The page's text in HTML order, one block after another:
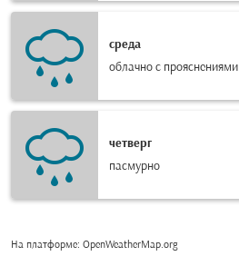
среда
облачно с прояснениями
четверг
пасмурно
На платформе: OpenWeatherMap.org